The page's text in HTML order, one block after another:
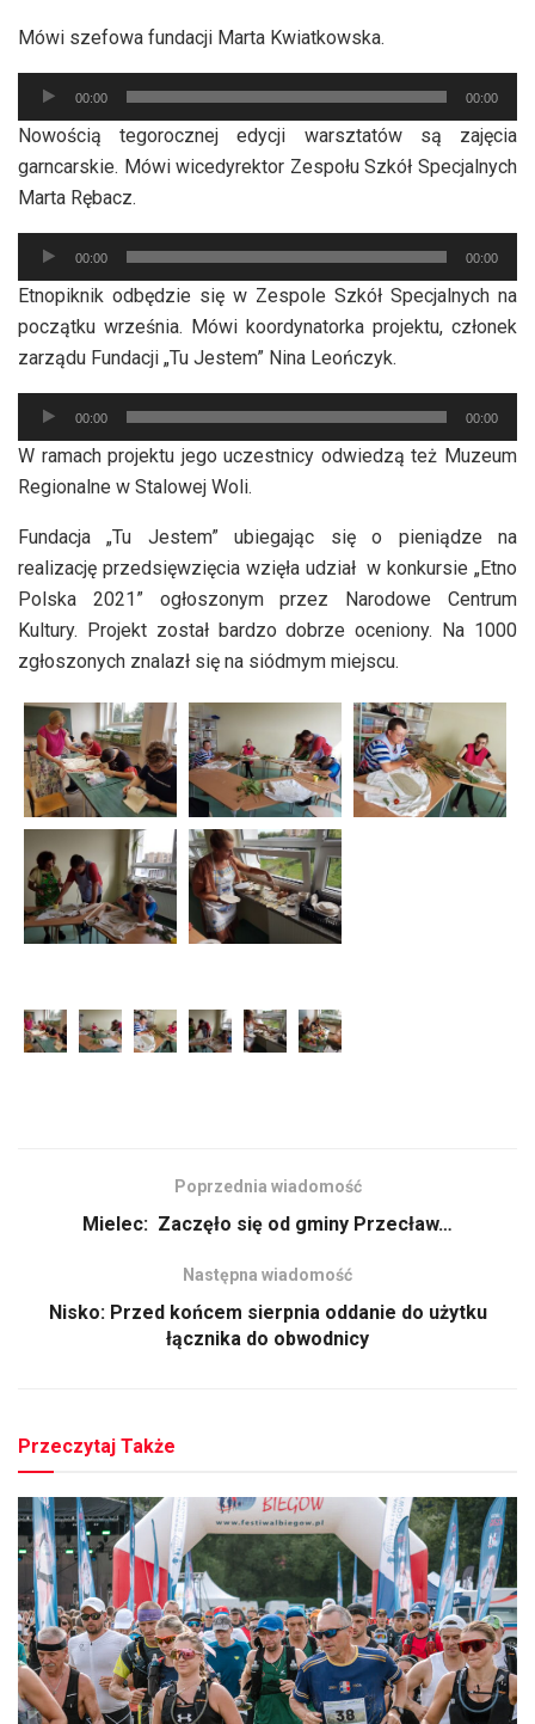
Mówi szefowa fundacji Marta Kwiatkowska.
Odtwarzacz
plików
dźwiękowych
00:00 00:00
Nowością tegorocznej edycji warsztatów są zajęcia
garncarskie. Mówi wicedyrektor Zespołu Szkół Specjalnych
Marta Rębacz.
Odtwarzacz
plików
dźwiękowych
00:00 00:00
Etnopiknik odbędzie się w Zespole Szkół Specjalnych na
początku września. Mówi koordynatorka projektu, członek
zarządu Fundacji „Tu Jestem” Nina Leończyk.
Odtwarzacz
plików
dźwiękowych
00:00 00:00
W ramach projektu jego uczestnicy odwiedzą też Muzeum
Regionalne w Stalowej Woli.
Fundacja „Tu Jestem” ubiegając się o pieniądze na
realizację przedsięwzięcia wzięła udział w konkursie „Etno
Polska 2021” ogłoszonym przez Narodowe Centrum
Kultury. Projekt został bardzo dobrze oceniony. Na 1000
zgłoszonych znalazł się na siódmym miejscu.
Poprzednia wiadomość
Mielec: Zaczęło się od gminy Przecław…
Następna wiadomość
Nisko: Przed końcem sierpnia oddanie do użytku
łącznika do obwodnicy
Przeczytaj Także